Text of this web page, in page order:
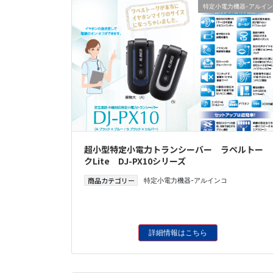
特定小電力機器-アルイ
超小型特定小電力トランシーバー ラペルトー
クLite DJ-PX10シリーズ
商品カテゴリー 特定小電力機器-アルインコ
詳細情報はこちら